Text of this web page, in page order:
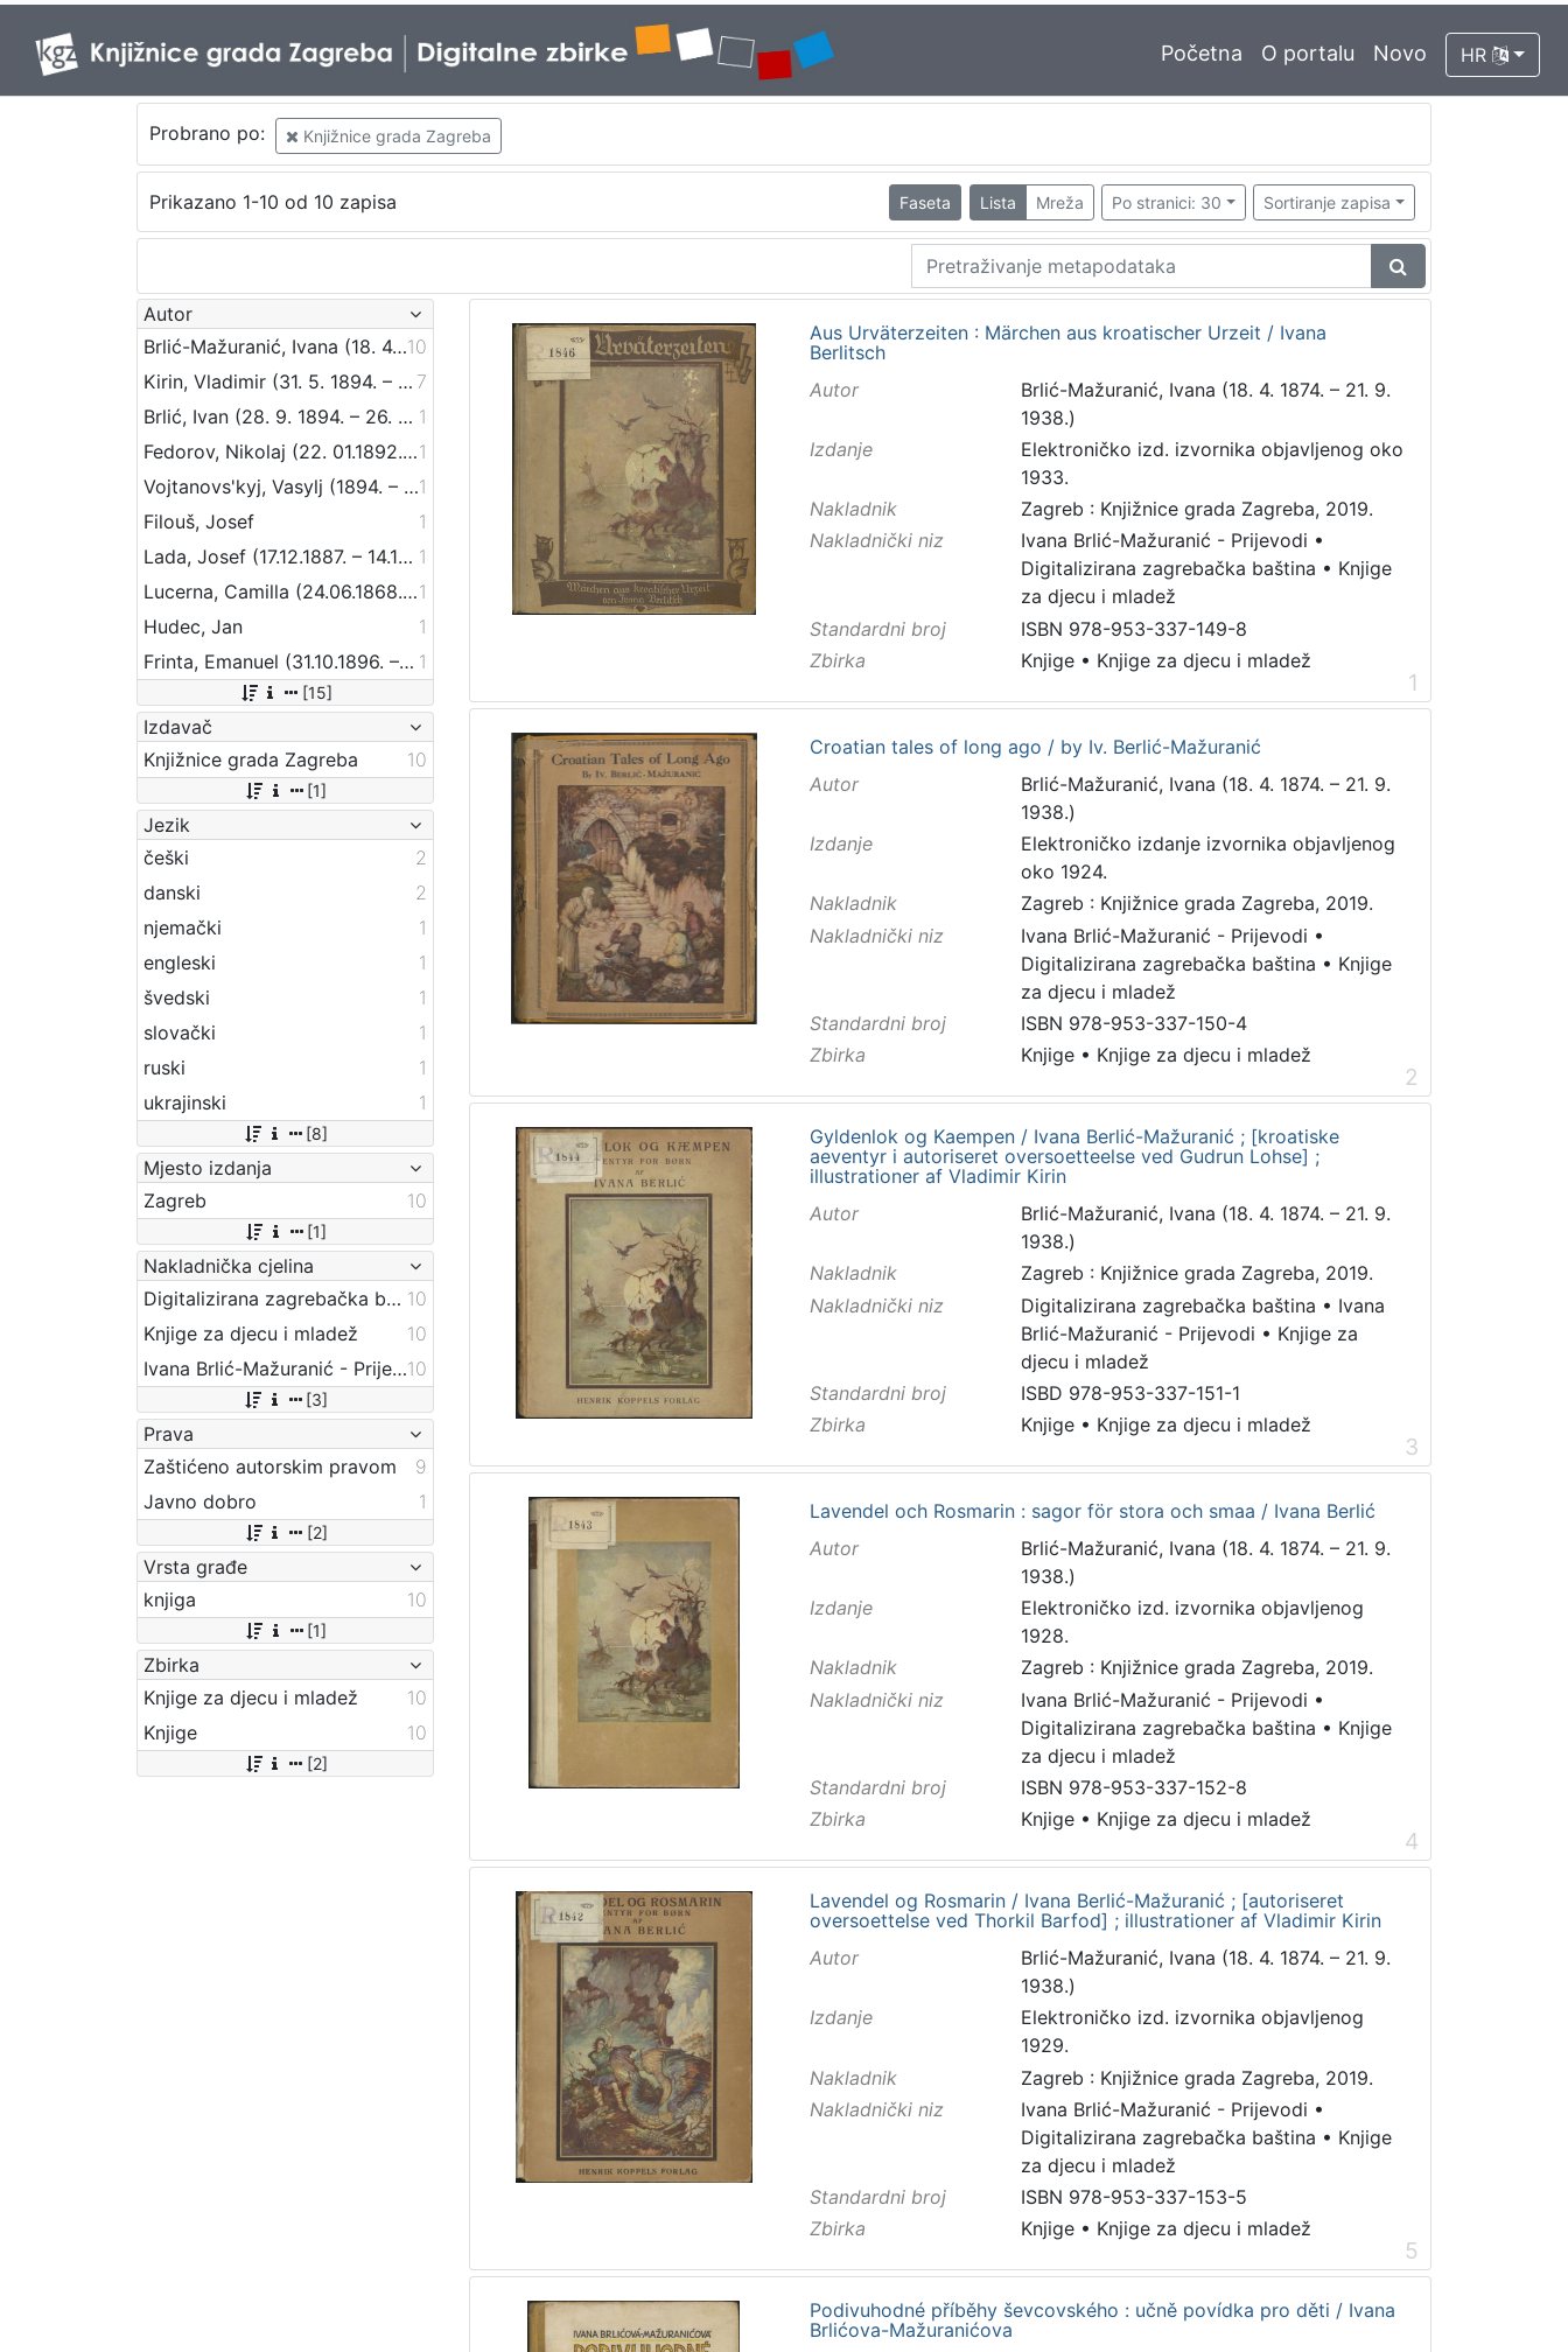
Početna O portalu Novo HR
Probrano po: Knjižnice grada Zagreba
Prikazano 1-10 od 10 zapisa Faseta Lista Mreža Po stranici: 30 Sortiranje zapisa
Autor
Brlić-Mažuranić, Ivana (18. 4. 1874. – 21. 9. 1938.)10
Kirin, Vladimir (31. 5. 1894. – 5. 10. 1963.) 7
Brlić, Ivan (28. 9. 1894. – 26. 4. 1977.) 1
Fedorov, Nikolaj (22. 01.1892. – 1970?)1
Vojtanovs'kyj, Vasylj (1894. – 29. 6. 1945.)1
Filouš, Josef
1
Lada, Josef (17.12.1887. – 14.12.1957.) 1
Lucerna, Camilla (24.06.1868. – 15.06.1963.)1
Hudec, Jan
1
Frinta, Emanuel (31.10.1896. – 3.2.1970.) 1
[15]
Izdavač
Knjižnice grada Zagreba
10
[1]
Jezik
češki
2
danski
2
njemački
1
engleski
1
švedski
1
slovački
1
ruski
1
ukrajinski
1
[8]
Mjesto izdanja
Zagreb
10
[1]
Nakladnička cjelina
Digitalizirana zagrebačka baština 10
Knjige za djecu i mladež
10
Ivana Brlić-Mažuranić - Prijevodi10
[3]
Prava
Zaštićeno autorskim pravom
9
Javno dobro
1
[2]
Vrsta građe
knjiga
10
[1]
Zbirka
Knjige za djecu i mladež
10
Knjige
10
[2]
Aus Urväterzeiten : Märchen aus kroatischer Urzeit / Ivana
Berlitsch
Autor
Brlić-Mažuranić, Ivana (18. 4. 1874. – 21. 9.
1938.)
Izdanje
Elektroničko izd. izvornika objavljenog oko
1933.
Nakladnik
Zagreb : Knjižnice grada Zagreba, 2019.
Nakladnički niz
Ivana Brlić-Mažuranić - Prijevodi •
Digitalizirana zagrebačka baština • Knjige
za djecu i mladež
Standardni broj
ISBN 978-953-337-149-8
Zbirka
Knjige• Knjige za djecu i mladež
1
Croatian tales of long ago / by Iv. Berlić-Mažuranić
Autor
Brlić-Mažuranić, Ivana (18. 4. 1874. – 21. 9.
1938.)
Izdanje
Elektroničko izdanje izvornika objavljenog
oko 1924.
Nakladnik
Zagreb : Knjižnice grada Zagreba, 2019.
Nakladnički niz
Ivana Brlić-Mažuranić - Prijevodi •
Digitalizirana zagrebačka baština • Knjige
za djecu i mladež
Standardni broj
ISBN 978-953-337-150-4
Zbirka
Knjige• Knjige za djecu i mladež
2
Gyldenlok og Kaempen / Ivana Berlić-Mažuranić ; [kroatiske
aeventyr i autoriseret oversoetteelse ved Gudrun Lohse] ;
illustrationer af Vladimir Kirin
Autor
Brlić-Mažuranić, Ivana (18. 4. 1874. – 21. 9.
1938.)
Nakladnik
Zagreb : Knjižnice grada Zagreba, 2019.
Nakladnički niz
Digitalizirana zagrebačka baština • Ivana
Brlić-Mažuranić - Prijevodi • Knjige za
djecu i mladež
Standardni broj
ISBD 978-953-337-151-1
Zbirka
Knjige• Knjige za djecu i mladež
3
Lavendel och Rosmarin : sagor för stora och smaa / Ivana Berlić
Autor
Brlić-Mažuranić, Ivana (18. 4. 1874. – 21. 9.
1938.)
Izdanje
Elektroničko izd. izvornika objavljenog
1928.
Nakladnik
Zagreb : Knjižnice grada Zagreba, 2019.
Nakladnički niz
Ivana Brlić-Mažuranić - Prijevodi •
Digitalizirana zagrebačka baština • Knjige
za djecu i mladež
Standardni broj
ISBN 978-953-337-152-8
Zbirka
Knjige• Knjige za djecu i mladež
4
Lavendel og Rosmarin / Ivana Berlić-Mažuranić ; [autoriseret
oversoettelse ved Thorkil Barfod] ; illustrationer af Vladimir Kirin
Autor
Brlić-Mažuranić, Ivana (18. 4. 1874. – 21. 9.
1938.)
Izdanje
Elektroničko izd. izvornika objavljenog
1929.
Nakladnik
Zagreb : Knjižnice grada Zagreba, 2019.
Nakladnički niz
Ivana Brlić-Mažuranić - Prijevodi •
Digitalizirana zagrebačka baština • Knjige
za djecu i mladež
Standardni broj
ISBN 978-953-337-153-5
Zbirka
Knjige• Knjige za djecu i mladež
5
Podivuhodné příběhy ševcovského : učně povídka pro děti / Ivana
Brlićova-Mažuranićova